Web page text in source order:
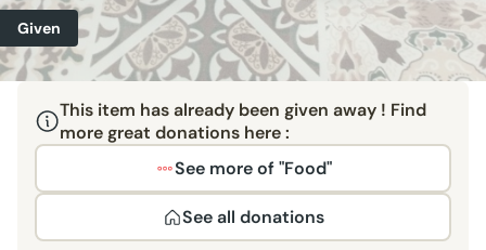
Given
This item has already been given away ! Find
more great donations here :
See more of "Food"
See all donations